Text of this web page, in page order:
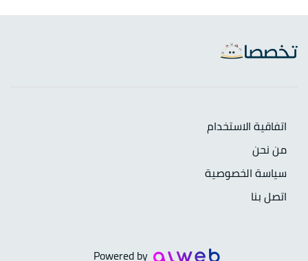
اتفاقية الاستخدام
من نحن
سياسة الخصوصية
اتصل بنا
Powered by